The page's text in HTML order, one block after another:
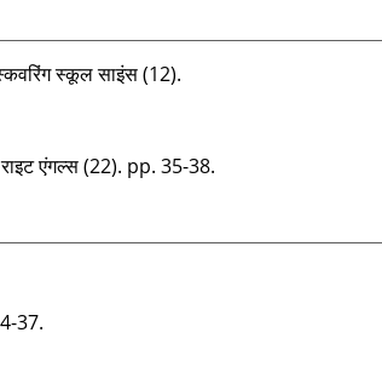
स्‍कूल साइंस (12).
राइट एंगल्‍स (22). pp. 35-38.
37.